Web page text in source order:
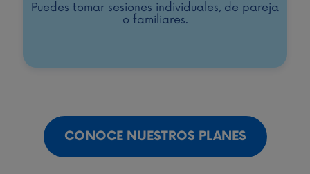
Puedes tomar sesiones individuales, de pareja
o familiares.
CONOCE NUESTROS PLANES